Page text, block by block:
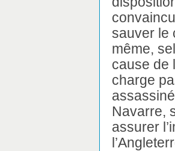
sauver le
même,
cause de
charge
Navarre,
assurer